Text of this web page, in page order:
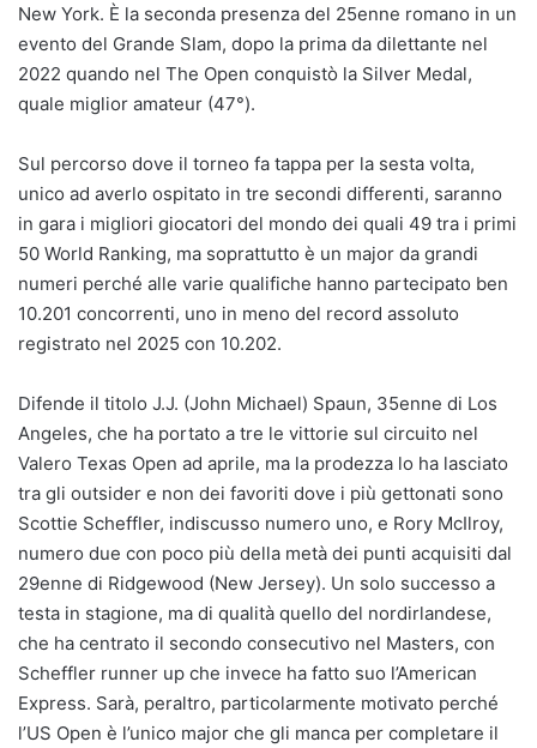
New York. È la seconda presenza del 25enne romano in un
evento del Grande Slam, dopo la prima da dilettante nel
2022 quando nel The Open conquistò la Silver Medal,
quale miglior amateur (47°).
Sul percorso dove il torneo fa tappa per la sesta volta,
unico ad averlo ospitato in tre secondi differenti, saranno
in gara i migliori giocatori del mondo dei quali 49 tra i primi
50 World Ranking, ma soprattutto è un major da grandi
numeri perché alle varie qualifiche hanno partecipato ben
10.201 concorrenti, uno in meno del record assoluto
registrato nel 2025 con 10.202.
Difende il titolo J.J. (John Michael) Spaun, 35enne di Los
Angeles, che ha portato a tre le vittorie sul circuito nel
Valero Texas Open ad aprile, ma la prodezza lo ha lasciato
tra gli outsider e non dei favoriti dove i più gettonati sono
Scottie Scheffler, indiscusso numero uno, e Rory McIlroy,
numero due con poco più della metà dei punti acquisiti dal
29enne di Ridgewood (New Jersey). Un solo successo a
testa in stagione, ma di qualità quello del nordirlandese,
che ha centrato il secondo consecutivo nel Masters, con
Scheffler runner up che invece ha fatto suo l’American
Express. Sarà, peraltro, particolarmente motivato perché
l’US Open è l’unico major che gli manca per completare il